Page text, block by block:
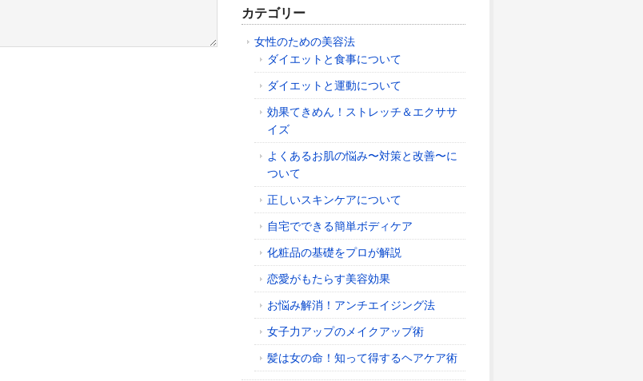
カテゴリー
女性のための美容法
ダイエットと食事について
ダイエットと運動について
効果てきめん！ストレッチ＆エクササ
イズ
よくあるお肌の悩み〜対策と改善〜に
ついて
正しいスキンケアについて
自宅でできる簡単ボディケア
化粧品の基礎をプロが解説
恋愛がもたらす美容効果
お悩み解消！アンチエイジング法
女子力アップのメイクアップ術
髪は女の命！知って得するヘアケア術